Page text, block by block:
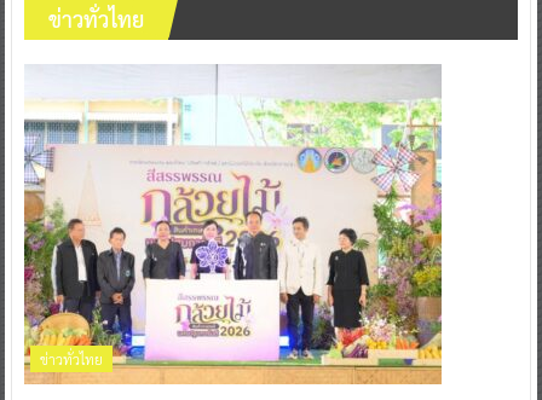
ข่าวทั่วไทย
ข่าวทั่วไทย